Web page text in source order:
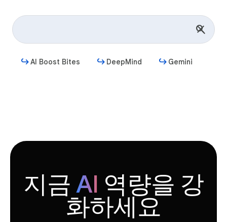
AI Boost Bites DeepMind Gemini
지금 AI 역량을 강
화하세요